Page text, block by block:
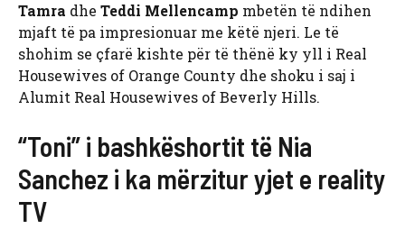
Tamra dhe Teddi Mellencamp mbetën të ndihen
mjaft të pa impresionuar me këtë njeri. Le të
shohim se çfarë kishte për të thënë ky yll i Real
Housewives of Orange County dhe shoku i saj i
Alumit Real Housewives of Beverly Hills.
“Toni” i bashkëshortit të Nia
Sanchez i ka mërzitur yjet e reality
TV